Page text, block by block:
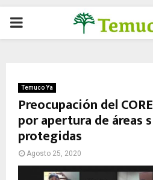
P
M
A
Temuco Ya
Preocupación del
por apertura de áreas
protegidas
Agosto 25, 2020